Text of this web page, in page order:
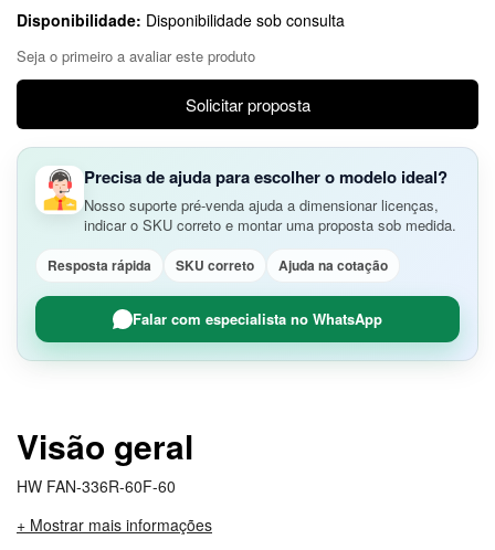
Disponibilidade: Disponibilidade sob consulta
Seja o primeiro a avaliar este produto
Solicitar proposta
Precisa de ajuda para escolher o modelo ideal?
Nosso suporte pré-venda ajuda a dimensionar licenças,
indicar o SKU correto e montar uma proposta sob medida.
Resposta rápida SKU correto Ajuda na cotação
Falar com especialista no WhatsApp
Visão geral
HW FAN-336R-60F-60
+ Mostrar mais informações